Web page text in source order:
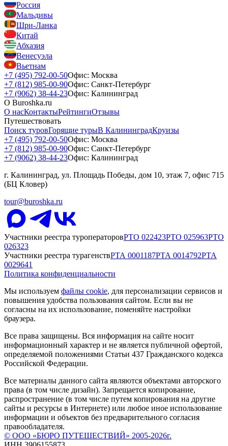
Россия
Мальдивы
Шри-Ланка
Китай
Абхазия
Венесуэла
Вьетнам
+7 (495) 792-00-50Офис: Москва
+7 (812) 985-00-90Офис: Санкт-Петербург
+7 (9062) 38-44-23Офис: Калининград
О Buroshka.ru
О насКонтактыРейтингиОтзывы
Путешествовать
Поиск туровГорящие турыВ КалининградКруизы
+7 (495) 792-00-50Офис: Москва
+7 (812) 985-00-90Офис: Санкт-Петербург
+7 (9062) 38-44-23Офис: Калининград
г. Калининград, ул. Площадь Победы, дом 10, этаж 7, офис 715
(БЦ Кловер)
tour@buroshka.ru
Участники реестра туроператоровРТО 022423РТО 025963РТО
026323
Участники реестра турагенствРТА 0001187РТА 0014792РТА
0029641
Политика конфиденциальности
Мы используем файлы cookie, для персонализации сервисов и
повышения удобства пользования сайтом. Если вы не
согласны на их использование, поменяйте настройки
браузера.
Все права защищены. Вся информация на сайте носит
информационный характер и не является публичной офертой,
определяемой положениями Статьи 437 Гражданского кодекса
Российской Федерации.
Все материалы данного сайта являются объектами авторского
права (в том числе дизайн). Запрещается копирование,
распространение (в том числе путем копирования на другие
сайты и ресурсы в Интернете) или любое иное использование
информации и объектов без предварительного согласия
правообладателя.
© ООО «БЮРО ПУТЕШЕСТВИЙ» 2005-2026г.